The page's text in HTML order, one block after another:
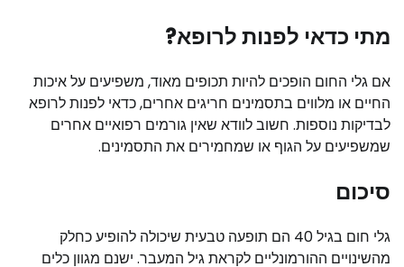
מתי כדאי לפנות לרופא?
אם גלי החום הופכים להיות תכופים מאוד, משפיעים על איכות
החיים או מלווים בתסמינים חריגים אחרים, כדאי לפנות לרופא
לבדיקות נוספות. חשוב לוודא שאין גורמים רפואיים אחרים
שמשפיעים על הגוף או שמחמירים את התסמינים.
סיכום
גלי חום בגיל 40 הם תופעה טבעית שיכולה להופיע כחלק
מהשינויים ההורמונליים לקראת גיל המעבר. ישנם מגוון כלים